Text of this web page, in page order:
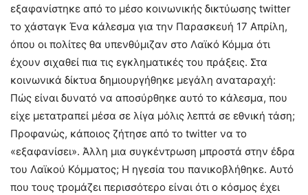
εξαφανίστηκε από το μέσο κοινωνικής δικτύωσης twitter
το χάσταγκ Ένα κάλεσμα για την Παρασκευή 17 Απρίλη,
όπου οι πολίτες θα υπενθύμιζαν στο Λαϊκό Κόμμα ότι
έχουν σιχαθεί πια τις εγκληματικές του πράξεις. Στα
κοινωνικά δίκτυα δημιουργήθηκε μεγάλη αναταραχή:
Πώς είναι δυνατό να αποσύρθηκε αυτό το κάλεσμα, που
είχε μετατραπεί μέσα σε λίγα μόλις λεπτά σε εθνική τάση;
Προφανώς, κάποιος ζήτησε από το twitter να το
«εξαφανίσει». Άλλη μια συγκέντρωση μπροστά στην έδρα
του Λαϊκού Κόμματος; Η ηγεσία του πανικοβλήθηκε. Αυτό
που τους τρομάζει περισσότερο είναι ότι ο κόσμος έχει